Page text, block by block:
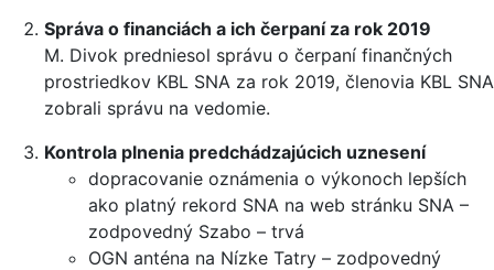
Správa o financiách a ich čerpaní za rok 2019
M. Divok predniesol správu o čerpaní finančných
prostriedkov KBL SNA za rok 2019, členovia KBL SNA
zobrali správu na vedomie.
Kontrola plnenia predchádzajúcich uznesení
dopracovanie oznámenia o výkonoch lepších
ako platný rekord SNA na web stránku SNA –
zodpovedný Szabo – trvá
OGN anténa na Nízke Tatry – zodpovedný